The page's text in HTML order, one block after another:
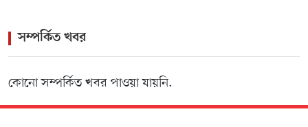
সম্পর্কিত খবর
কোনো সম্পর্কিত খবর পাওয়া যায়নি.